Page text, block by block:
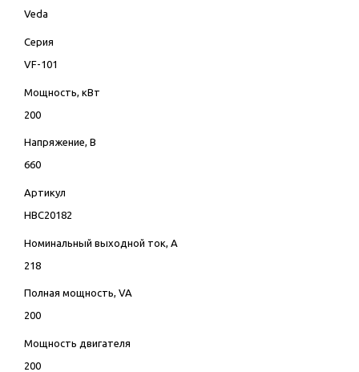
Veda
Серия
VF-101
Мощность, кВт
200
Напряжение, В
660
Артикул
HBC20182
Номинальный выходной ток, А
218
Полная мощность, VA
200
Мощность двигателя
200